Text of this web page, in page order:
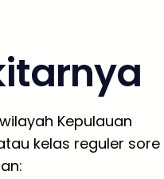
Kepulauan
kelas reguler sore